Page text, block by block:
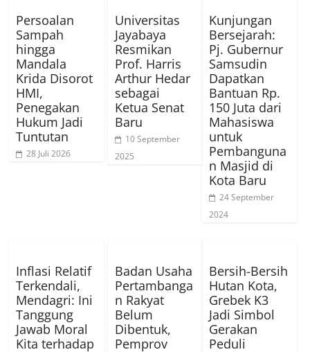
Persoalan
Sampah
hingga
Mandala
Krida Disorot
HMI,
Penegakan
Hukum Jadi
Tuntutan
28 Juli 2026
Universitas
Jayabaya
Resmikan
Prof. Harris
Arthur Hedar
sebagai
Ketua Senat
Baru
10 September
2025
Kunjungan
Bersejarah:
Pj. Gubernur
Samsudin
Dapatkan
Bantuan Rp.
150 Juta dari
Mahasiswa
untuk
Pembanguna
n Masjid di
Kota Baru
24 September
2024
Inflasi Relatif
Terkendali,
Mendagri: Ini
Tanggung
Jawab Moral
Kita terhadap
Badan Usaha
Pertambanga
n Rakyat
Belum
Dibentuk,
Pemprov
Bersih-Bersih
Hutan Kota,
Grebek K3
Jadi Simbol
Gerakan
Peduli